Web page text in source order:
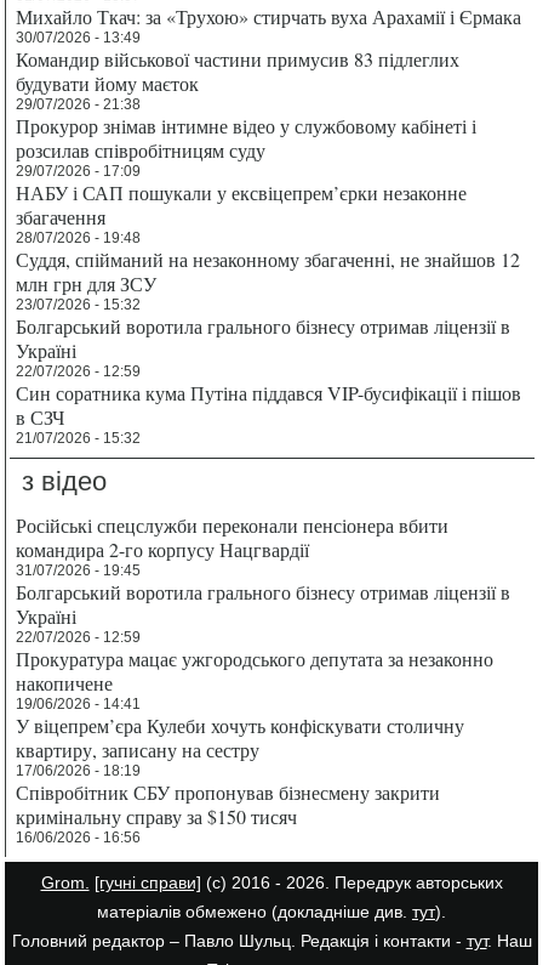
Михайло Ткач: за «Трухою» стирчать вуха Арахамії і Єрмака
30/07/2026 - 13:49
Командир військової частини примусив 83 підлеглих
будувати йому маєток
29/07/2026 - 21:38
Прокурор знімав інтимне відео у службовому кабінеті і
розсилав співробітницям суду
29/07/2026 - 17:09
НАБУ і САП пошукали у ексвіцепрем’єрки незаконне
збагачення
28/07/2026 - 19:48
Суддя, спійманий на незаконному збагаченні, не знайшов 12
млн грн для ЗСУ
23/07/2026 - 15:32
Болгарський воротила грального бізнесу отримав ліцензії в
Україні
22/07/2026 - 12:59
Син соратника кума Путіна піддався VIP-бусифікації і пішов
в СЗЧ
21/07/2026 - 15:32
з відео
Російські спецслужби переконали пенсіонера вбити
командира 2-го корпусу Нацгвардії
31/07/2026 - 19:45
Болгарський воротила грального бізнесу отримав ліцензії в
Україні
22/07/2026 - 12:59
Прокуратура мацає ужгородського депутата за незаконно
накопичене
19/06/2026 - 14:41
У віцепрем’єра Кулеби хочуть конфіскувати столичну
квартиру, записану на сестру
17/06/2026 - 18:19
Співробітник СБУ пропонував бізнесмену закрити
кримінальну справу за $150 тисяч
16/06/2026 - 16:56
Grom. [гучні справи] (с) 2016 - 2026. Передрук авторських
матеріалів обмежено (докладніше див. тут).
Головний редактор – Павло Шульц. Редакція і контакти - тут. Наш